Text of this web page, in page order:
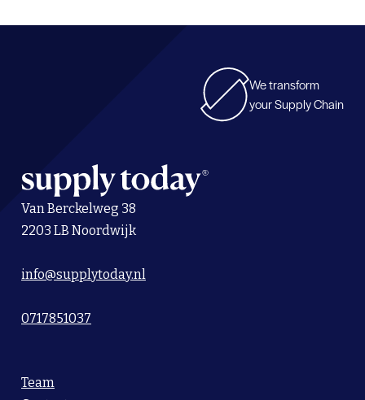
We transform
your Supply Chain
Van Berckelweg 38
2203 LB Noordwijk
info@supplytoday.nl
0717851037
Team